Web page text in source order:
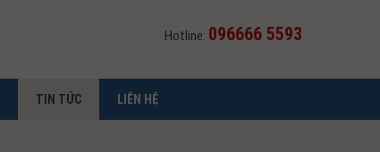
Hotline: 096666 5593
TIN TỨC LIÊN HỆ